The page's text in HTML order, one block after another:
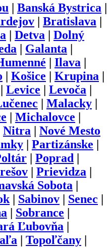
| Banská Bystrica |
| Bratislava |
| Detva | Dolný
| Galanta |
| Ilava |
| Košice | Krupina |
| Levice | Levoča |
| Malacky |
| Michalovce |
Nitra | Nové Mesto
| Partizánske |
| Poprad |
| Prievidza |
Sobota |
| Sabinov | Senec |
| Sobrance |
Ľubovňa |
| Topoľčany |